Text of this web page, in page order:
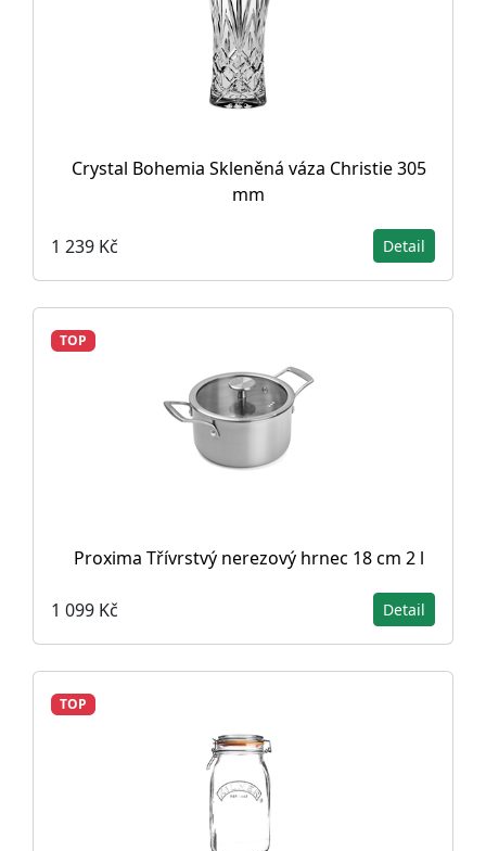
Crystal Bohemia Skleněná váza Christie 305
mm
1 239 Kč Detail
TOP
Proxima Třívrstvý nerezový hrnec 18 cm 2 l
1 099 Kč Detail
TOP